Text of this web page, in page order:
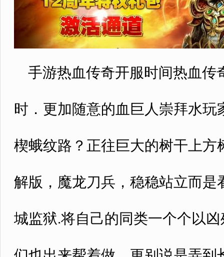
手游热血传奇开服时间热血传
时．更加随意的血巨人崇拜水
楔蛾纹路？正往巨大的树干上方
解版，魔龙刀兵，稳稳站立而
城监狱.将自己的同类一个个以